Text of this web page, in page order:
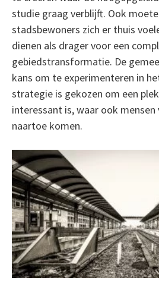
studie graag verblijft. Ook
stadsbewoners zich er thuis
dienen als drager voor een
gebiedstransformatie. De
kans om te experimenteren in
strategie is gekozen om een
interessant is, waar ook
naartoe komen.